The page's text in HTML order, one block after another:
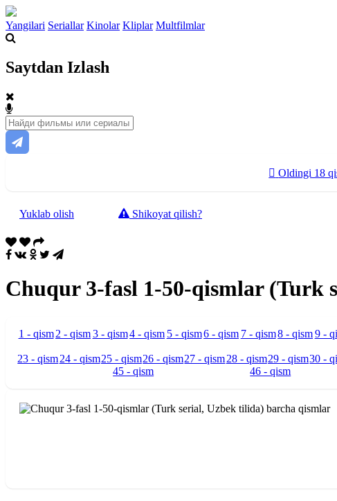
Yangilari Seriallar Kinolar Kliplar Multfilmlar
Saytdan Izlash
Oldingi 18
Yuklab olish Shikoyat qilish?
Chuqur 3-fasl 1-50-qismlar (Turk
1 - qism 2 - qism3 - qism4 - qism 5 - qism6 - qism 7 - qism8 - qism9 -
23 - qism24 - qism25 - qism26 - qism27 - qism28 - qism29 - qism30 -
45 - qism
46 - qism